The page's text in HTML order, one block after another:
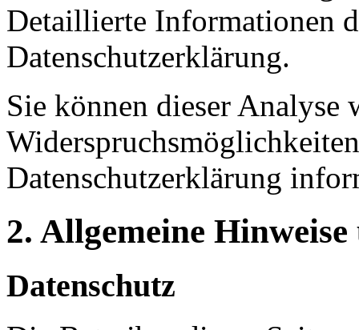
Detaillierte Informationen
Datenschutzerklärung.
Sie können dieser Analyse
Datenschutzerklärung
2. Allgemeine
Datenschutz